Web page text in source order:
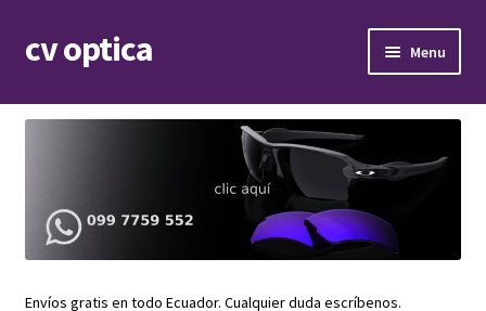
Skip
to
Skip
to
cv optica Menu
Armazones de lentes
child
menu
Expand
Repuestos
menu
Envíos gratis en todo Ecuador. Cualquier duda escríbenos.